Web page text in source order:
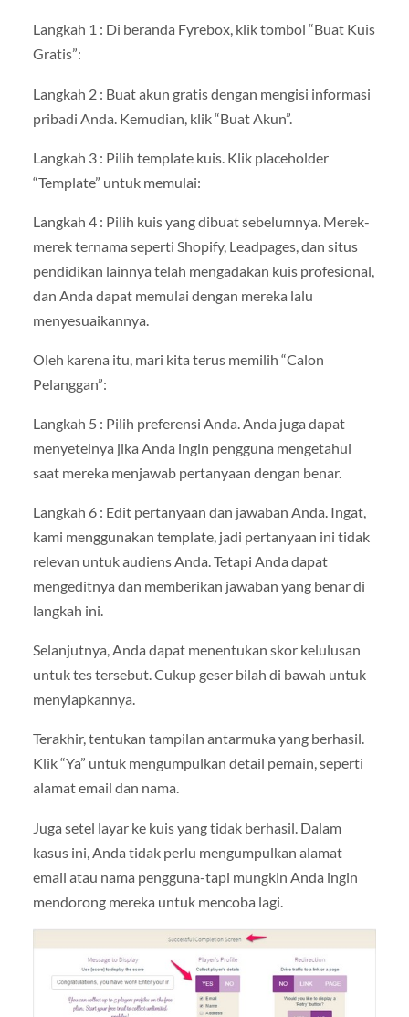
Langkah 1 : Di beranda Fyrebox, klik tombol “Buat Kuis
Gratis”:
Langkah 2 : Buat akun gratis dengan mengisi informasi
pribadi Anda. Kemudian, klik “Buat Akun”.
Langkah 3 : Pilih template kuis. Klik placeholder
“Template” untuk memulai:
Langkah 4 : Pilih kuis yang dibuat sebelumnya. Merek-
merek ternama seperti Shopify, Leadpages, dan situs
pendidikan lainnya telah mengadakan kuis profesional,
dan Anda dapat memulai dengan mereka lalu
menyesuaikannya.
Oleh karena itu, mari kita terus memilih “Calon
Pelanggan”:
Langkah 5 : Pilih preferensi Anda. Anda juga dapat
menyetelnya jika Anda ingin pengguna mengetahui
saat mereka menjawab pertanyaan dengan benar.
Langkah 6 : Edit pertanyaan dan jawaban Anda. Ingat,
kami menggunakan template, jadi pertanyaan ini tidak
relevan untuk audiens Anda. Tetapi Anda dapat
mengeditnya dan memberikan jawaban yang benar di
langkah ini.
Selanjutnya, Anda dapat menentukan skor kelulusan
untuk tes tersebut. Cukup geser bilah di bawah untuk
menyiapkannya.
Terakhir, tentukan tampilan antarmuka yang berhasil.
Klik “Ya” untuk mengumpulkan detail pemain, seperti
alamat email dan nama.
Juga setel layar ke kuis yang tidak berhasil. Dalam
kasus ini, Anda tidak perlu mengumpulkan alamat
email atau nama pengguna-tapi mungkin Anda ingin
mendorong mereka untuk mencoba lagi.